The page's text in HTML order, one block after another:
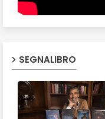
SEGNALIBRO